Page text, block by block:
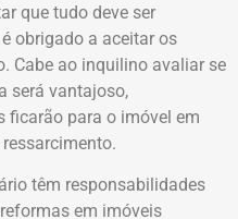
que tudo deve ser
obrigado a aceitar os
Cabe ao inquilino avaliar se
será vantajoso,
ficarão para o imóvel em
têm responsabilidades
em imóveis